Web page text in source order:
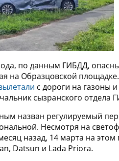
по данным ГИБДД,
на Образцовской
с дороги на газоны
сызранского отдела
назван регулируемый
Несмотря на
назад, 14 марта на этом
Datsun и Lada Priora.